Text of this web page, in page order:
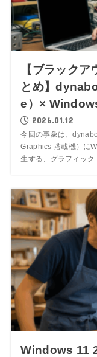
【ブラック
とめ】
e）×
2026.01.12
今回の事象は、
Graphics 搭載機）に
生する、グラフィック
Windows 11